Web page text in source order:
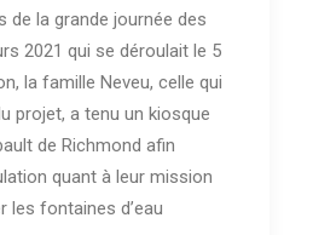
de la grande journée des
2021 qui se déroulait le 5
la famille Neveu, celle qui
projet, a tenu un kiosque
de Richmond afin
quant à leur mission
les fontaines d’eau